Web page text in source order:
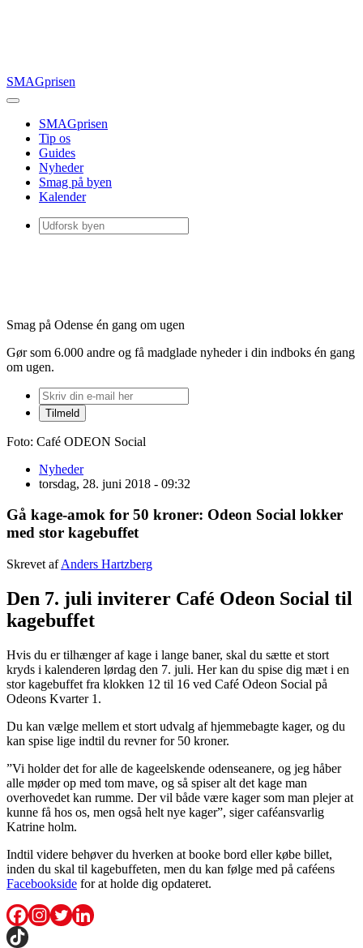
SMAGprisen
SMAGprisen
Tip os
Guides
Nyheder
Smag på byen
Kalender
Smag på Odense én gang om ugen
Gør som 6.000 andre og få madglade nyheder i din indboks én gang
om ugen.
Foto: Café ODEON Social
Nyheder
torsdag, 28. juni 2018 - 09:32
Gå kage-amok for 50 kroner: Odeon Social lokker
med stor kagebuffet
Skrevet afAnders Hartzberg
Den 7. juli inviterer Café Odeon Social til
kagebuffet
Hvis du er tilhænger af kage i lange baner, skal du sætte et stort
kryds i kalenderen lørdag den 7. juli. Her kan du spise dig mæt i en
stor kagebuffet fra klokken 12 til 16 ved Café Odeon Social på
Odeons Kvarter 1.
Du kan vælge mellem et stort udvalg af hjemmebagte kager, og du
kan spise lige indtil du revner for 50 kroner.
”Vi holder det for alle de kageelskende odenseanere, og jeg håber
alle møder op med tom mave, og så spiser alt det kage man
overhovedet kan rumme. Der vil både være kager som man plejer at
kunne få hos os, men også helt nye kager”, siger caféansvarlig
Katrine holm.
Indtil videre behøver du hverken at booke bord eller købe billet,
inden du skal til kagebuffeten, men du kan følge med på caféens
Facebookside for at holde dig opdateret.